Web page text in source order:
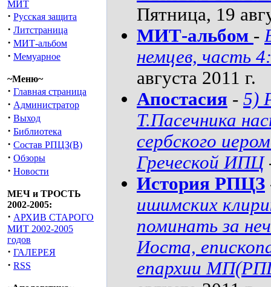
МИТ
· Русская защита
· Литстраница
· МИТ-альбом
· Мемуарное
~Меню~
· Главная страница
· Администратор
· Выход
· Библиотека
· Состав РПЦЗ(В)
· Обзоры
· Новости
МЕЧ и ТРОСТЬ
2002-2005:
· АРХИВ СТАРОГО
МИТ 2002-2005
годов
· ГАЛЕРЕЯ
· RSS
Пятница, 19
МИТ-альбом -
немцев, часть
августа 2011 г.
Апостасия - 5)
Т.Пасечника
сербского
Греческой ИПЦ
История РПЦЗ
ишимских
поминать за
Иоста,
епархии